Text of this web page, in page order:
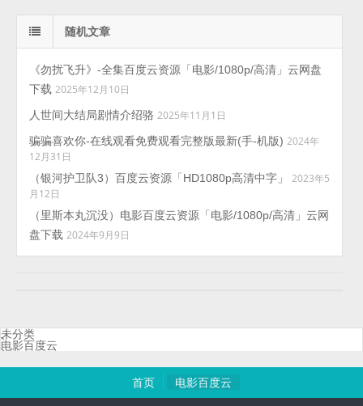
随机文章
《勿扰飞升》-全集百度云资源「电影/1080p/高清」云网盘
下载 2025年12月10日
人世间大结局剧情介绍骆 2025年11月1日
骗骗喜欢你-在线观看免费观看完整版最新(手-机版) 2024年
12月31日
（银河护卫队3）百度云资源「HD1080p高清中字」
2023年5
月12日
（里斯本丸沉没）电影百度云资源「电影/1080p/高清」云网
盘下载 2024年9月9日
未分类
电影百度云
首页 电影百度云